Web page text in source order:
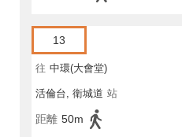
13
往 中環(大會堂)
活倫台, 衛城道 站
距離 50m